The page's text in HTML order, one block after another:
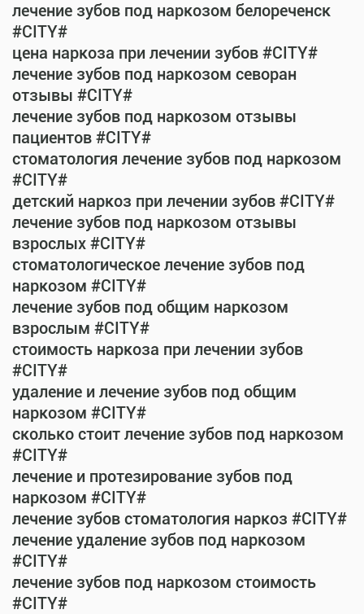
лечение зубов под наркозом белореченск
#CITY#
цена наркоза при лечении зубов #CITY#
лечение зубов под наркозом севоран
отзывы #CITY#
лечение зубов под наркозом отзывы
пациентов #CITY#
стоматология лечение зубов под наркозом
#CITY#
детский наркоз при лечении зубов #CITY#
лечение зубов под наркозом отзывы
взрослых #CITY#
стоматологическое лечение зубов под
наркозом #CITY#
лечение зубов под общим наркозом
взрослым #CITY#
стоимость наркоза при лечении зубов
#CITY#
удаление и лечение зубов под общим
наркозом #CITY#
сколько стоит лечение зубов под наркозом
#CITY#
лечение и протезирование зубов под
наркозом #CITY#
лечение зубов стоматология наркоз #CITY#
лечение удаление зубов под наркозом
#CITY#
лечение зубов под наркозом стоимость
#CITY#